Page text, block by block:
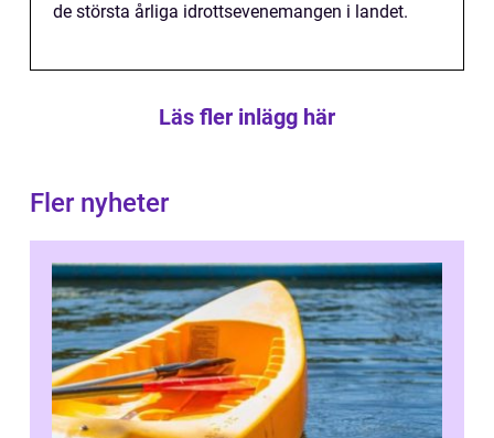
de största årliga idrottsevenemangen i landet.
Läs fler inlägg här
Fler nyheter